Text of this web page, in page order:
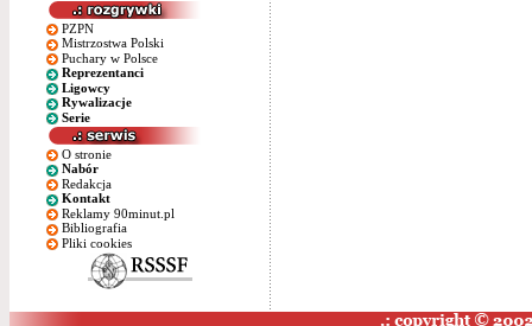
PZPN
Mistrzostwa Polski
Puchary w Polsce
Reprezentanci
Ligowcy
Rywalizacje
Serie
O stronie
Nabór
Redakcja
Kontakt
Reklamy 90minut.pl
Bibliografia
Pliki cookies